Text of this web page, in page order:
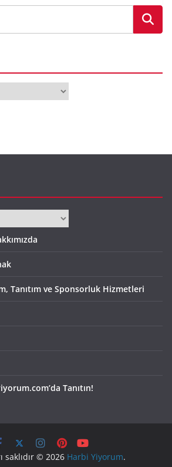
Tanıtım ve Sponsorluk Hizmetleri
Tanıtın!
saklıdır © 2026 Harbi Yiyorum.